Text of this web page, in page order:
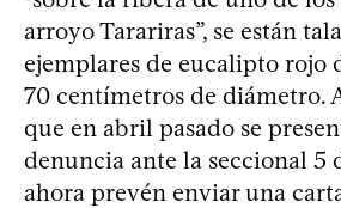
arroyo Tarariras”, se están
ejemplares de eucalipto rojo
70 centímetros de diámetro.
que en abril pasado se
denuncia ante la seccional 5
ahora prevén enviar una